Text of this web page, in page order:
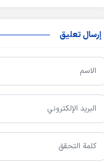
إرسال تعليق